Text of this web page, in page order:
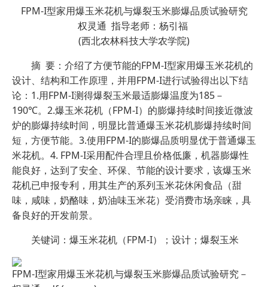
FPM-I型家用爆玉米花机与爆裂玉米膨爆品质试验研究
权灵通 指导老师：杨引福
(西北农林科技大学农学院)
摘 要：介绍了方便节能的FPM-I型家用爆玉米花机的
设计、结构和工作原理，并用FPM-I进行试验得出以下结
论：1.用FPM-I测得爆裂玉米最适膨爆温度为185－
190℃。2.爆玉米花机（FPM-I）的膨爆持续时间接近微波
炉的膨爆持续时间，明显比普通爆玉米花机膨爆持续时间
短，方便节能。3.使用FPM-I的膨爆品质明显优于普通爆玉
米花机。4. FPM-I采用配件合理且价格低廉，机器膨爆性
能良好，达到了安全、环保、节能的设计要求，该爆玉米
花机已申报专利，用其生产的系列玉米花休闲食品（甜
味，咸味，奶酪味，奶油味玉米花）受消费市场亲睐，具
备良好的开发前景。
关键词：爆玉米花机（FPM-I）；设计；爆裂玉米
FPM-I型家用爆玉米花机与爆裂玉米膨爆品质试验研究－